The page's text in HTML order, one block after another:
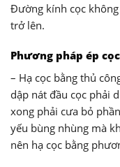
Đường kính cọc
trở lên.
Phương pháp ép
– Hạ cọc bằng thủ
dập nát đầu cọc phải
xong phải cưa bỏ
yếu bùng nhùng mà
nên hạ cọc bằng